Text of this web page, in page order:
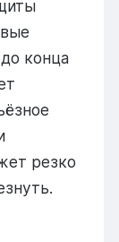
конца
резко